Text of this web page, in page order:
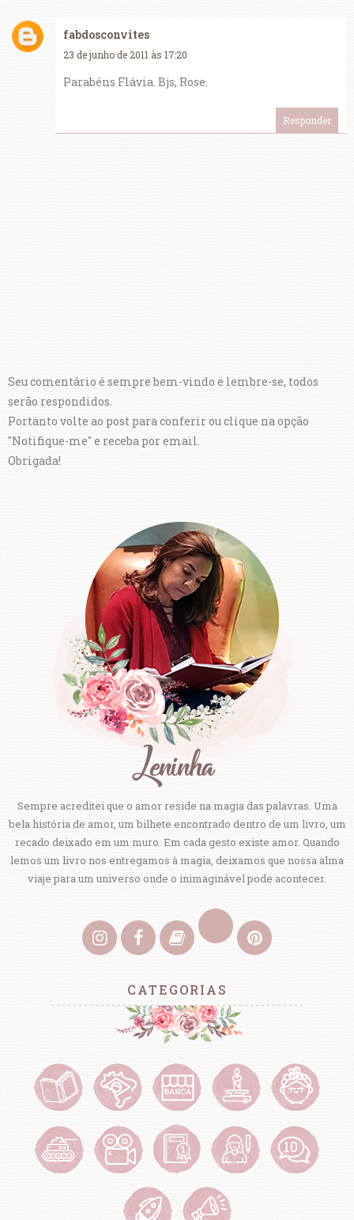
fabdosconvites
23 de junho de 2011 às 17:20
Parabéns Flávia. Bjs, Rose.
Responder
Seu comentário é sempre bem-vindo e lembre-se, todos
serão respondidos.
Portanto volte ao post para conferir ou clique na opção
"Notifique-me" e receba por email.
Obrigada!
Sempre acreditei que o amor reside na magia das palavras. Uma
bela história de amor, um bilhete encontrado dentro de um livro, um
recado deixado em um muro. Em cada gesto existe amor. Quando
lemos um livro nos entregamos à magia, deixamos que nossa alma
viaje para um universo onde o inimaginável pode acontecer.
CATEGORIAS